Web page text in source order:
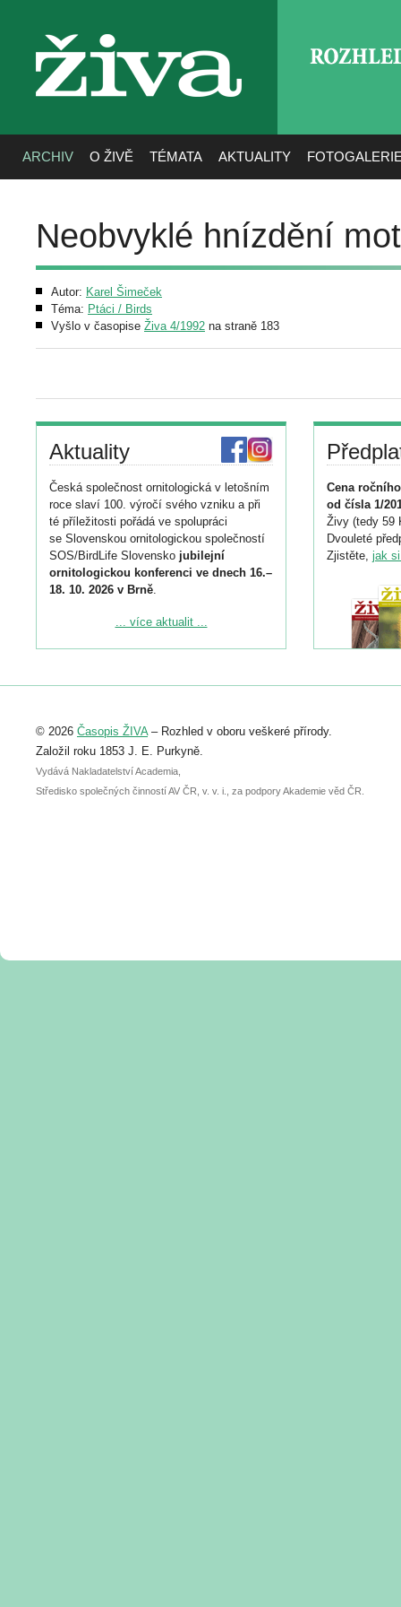
živa
ARCHIV O ŽIVĚ TÉMATA AKTUALITY
Neobvyklé hnízdění
Autor: Karel Šimeček
Téma: Ptáci / Birds
Vyšlo v časopise Živa 4/1992 na straně 183
Aktuality
Česká společnost ornitologická v letošním
roce slaví 100. výročí svého vzniku a při
té příležitosti pořádá ve spolupráci
se Slovenskou ornitologickou společností
SOS/BirdLife Slovensko jubilejní
ornitologickou konferenci ve dnech 16.–
18. 10. 2026 v Brně.
Podrobnější informace ke konferenci
Registrovat se můžete do 6. září.
abstraktu přihlášené přednášky nebo
posteru je už 30. června.
... více aktualit ...
Cena
od čísla 1/
Živy (tedy 59
Dvouleté
Zjistěte, jak
© 2026 Časopis ŽIVA– Rozhled v oboru veškeré přírody.
Založil roku 1853 J. E. Purkyně.
Vydává Nakladatelství Academia,
Středisko společných činností AV ČR, v. v. i., za podpory Akademie věd ČR.